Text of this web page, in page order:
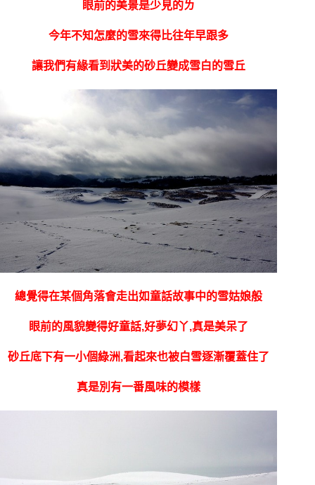
眼前的美景是少見的ㄌ
今年不知怎麼的雪來得比往年早跟多
讓我們有緣看到狀美的砂丘變成雪白的雪丘
總覺得在某個角落會走出如童話故事中的雪姑娘般
眼前的風貌變得好童話,好夢幻丫,真是美呆了
砂丘底下有一小個綠洲,看起來也被白雪逐漸覆蓋住了
真是別有一番風味的模樣